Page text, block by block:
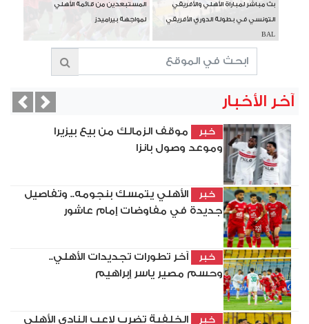
بث مباشر لمباراة الأهلي والأفريقي
التونسي في بطولة الدوري الأفريقي
BAL
المستبعدين من قائمة الأهلي
لمواجهة بيراميدز
آخر الأخبار
خبر
موقف الزمالك من بيع بيزيرا
وموعد وصول بانزا
خبر
الأهلي يتمسك بنجومه.. وتفاصيل
جديدة في مفاوضات إمام عاشور
خبر
آخر تطورات تجديدات الأهلي..
وحسم مصير ياسر إبراهيم
خبر الخلفية تضرب لاعب النادي الأهلي
Next